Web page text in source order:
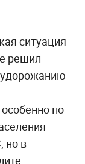
ситуация
решил
удорожанию
по
но в